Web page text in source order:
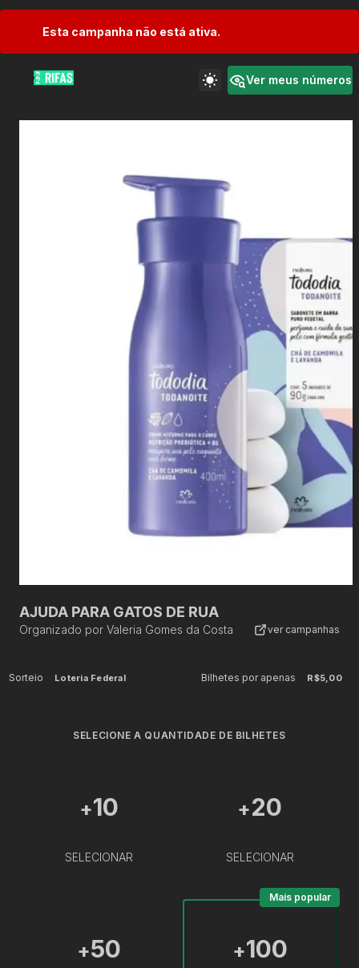
Esta campanha não está ativa.
Ver meus números
AJUDA PARA GATOS DE RUA
Organizado por Valeria Gomes da Costa ver campanhas
Sorteio Loteria Federal Bilhetes por apenas R$5,00
SELECIONE A QUANTIDADE DE BILHETES
+10
SELECIONAR
+20
SELECIONAR
+50 +100
Mais popular